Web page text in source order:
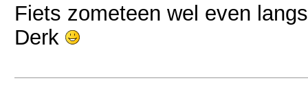
Fiets zometeen wel even
Derk